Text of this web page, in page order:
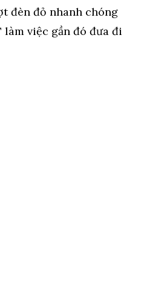
đèn đỏ nhanh chóng
làm việc gần đó đưa đi